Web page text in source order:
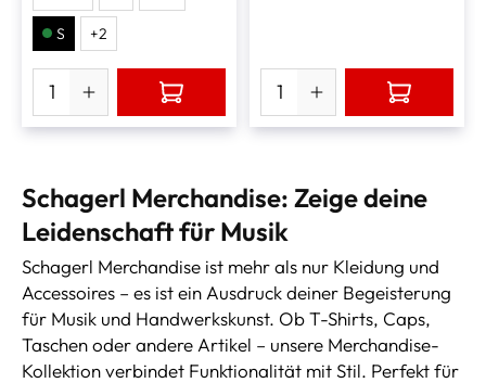
S +2
Schagerl Merchandise: Zeige deine
Leidenschaft für Musik
Schagerl Merchandise ist mehr als nur Kleidung und
Accessoires – es ist ein Ausdruck deiner Begeisterung
für Musik und Handwerkskunst. Ob T-Shirts, Caps,
Taschen oder andere Artikel – unsere Merchandise-
Kollektion verbindet Funktionalität mit Stil. Perfekt für